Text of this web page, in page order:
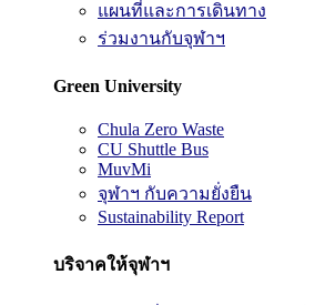
แผนที่และการเดินทาง
ร่วมงานกับจุฬาฯ
Green University
Chula Zero Waste
CU Shuttle Bus
MuvMi
จุฬาฯ กับความยั่งยืน
Sustainability Report
บริจาคให้จุฬาฯ